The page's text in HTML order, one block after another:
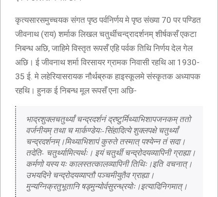
कृत्यसारसमुच्चयक संगत पृष्ठ पर्वनिर्णय मे पृष्ठ संख्या 70 पर पण्डित
जीवनाथ (राय) शर्माक लिखल चतुर्थीचन्द्रादर्शनम् शीर्षकसँ एकटा
निबन्ध अछि, जाहिमे विस्तृत रूपसँ एहि पर्वक तिथि निर्णय देल गेल
अछि। ई जीवनाथ शर्मा विरसायर ग्रामक निवासी रहथि आ 1930-
35 ई. मे लहेरियासरायक नौर्थब्रुक हाइस्कूलमे संस्कृतक अध्यापक
रहथि। हुनक ई निबन्ध मूल रूपसँ एना अछि-
भाद्रशुक्लचतुर्थ्यां चन्द्रदर्शनं द्रष्टुर्मिथ्याभिशापजनकम् ततो
वर्जनीयम् तथा च मार्कण्डेयः-सिंहादित्ये शुक्लपक्षे चतुर्थ्यां
चन्द्रदर्शनम्।मिथ्याभिशापं कुरुते तस्मात् पश्येन्न तं सदा।
तदेति- चतुर्थ्यामित्यर्थः। इयं चतुर्थी चन्द्रोदयव्यापिनी ग्राह्या।
कर्मणो यस्य यः कालस्तत्कालव्यापिनी तिथिः।इति वचनात्।
उभयदिने चन्द्रोदयव्याप्तौ पञ्चमीयुतैव ग्राह्या।
मुन्यग्निक्रतुभूतानि षड्मुन्योर्वसुरन्ध्रयोः।इत्यादिनिगमात्।